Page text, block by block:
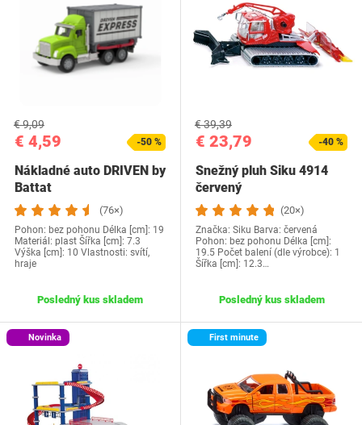
€ 4,59
€ 9,09
-50 %
Nákladné auto DRIVEN by
Battat
(76×)
Pohon: bez pohonu Délka [cm]: 19
Materiál: plast Šířka [cm]: 7.3
Výška [cm]: 10 Vlastnosti: svítí,
hraje
Posledný kus skladem
€ 23,79
€ 39,39
-40 %
Snežný pluh Siku 4914
červený
(20×)
Značka: Siku Barva: červená
Pohon: bez pohonu Délka [cm]:
19.5 Počet balení (dle výrobce): 1
Šířka [cm]: 12.3…
Posledný kus skladem
Novinka First minute